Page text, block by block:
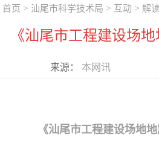
首页 > 汕尾市科学技术局 > 互动 > 解
《汕尾市工程建设场
来源： 本网讯
《汕尾市工程建设场地